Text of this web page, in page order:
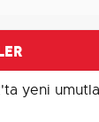
yeni